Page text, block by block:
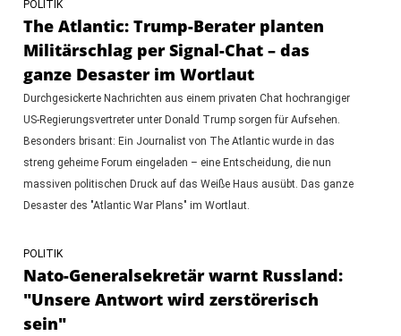
POLITIK
The Atlantic: Trump-Berater planten
Militärschlag per Signal-Chat – das
ganze Desaster im Wortlaut
Durchgesickerte Nachrichten aus einem privaten Chat hochrangiger
US-Regierungsvertreter unter Donald Trump sorgen für Aufsehen.
Besonders brisant: Ein Journalist von The Atlantic wurde in das
streng geheime Forum eingeladen – eine Entscheidung, die nun
massiven politischen Druck auf das Weiße Haus ausübt. Das ganze
Desaster des "Atlantic War Plans" im Wortlaut.
POLITIK
Nato-Generalsekretär warnt Russland:
"Unsere Antwort wird zerstörerisch
sein"